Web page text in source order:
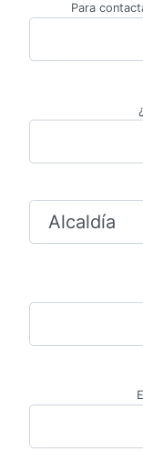
Para